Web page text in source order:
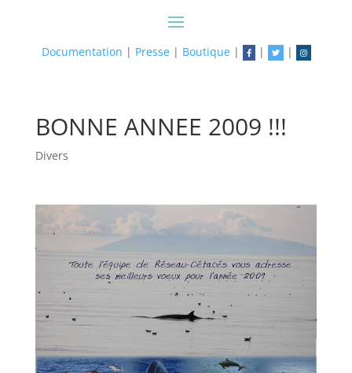
Documentation | Presse| Boutique| | |
BONNE ANNEE 2009 !!!
Divers